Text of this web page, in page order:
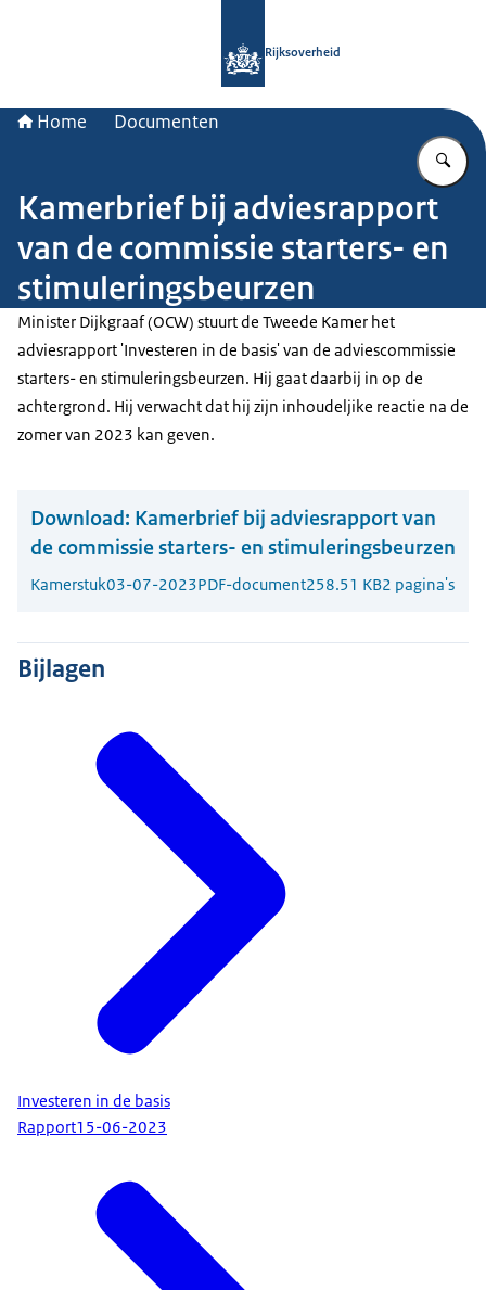
Rijksoverheid
Home Documenten
Kamerbrief bij adviesrapport
van de commissie starters- en
stimuleringsbeurzen
Minister Dijkgraaf (OCW) stuurt de Tweede Kamer het
adviesrapport 'Investeren in de basis' van de adviescommissie
starters- en stimuleringsbeurzen. Hij gaat daarbij in op de
achtergrond. Hij verwacht dat hij zijn inhoudeljike reactie na de
zomer van 2023 kan geven.
Download: Kamerbrief bij adviesrapport van
de commissie starters- en stimuleringsbeurzen
Kamerstuk03-07-2023PDF-document258.51 KB2 pagina's
Bijlagen
Investeren in de basis
Rapport15-06-2023